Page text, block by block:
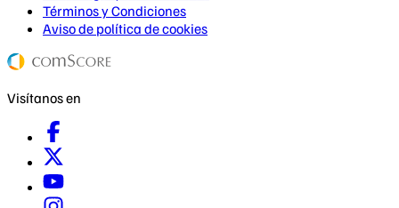
Términos y Condiciones
Aviso de política de cookies
Visítanos en